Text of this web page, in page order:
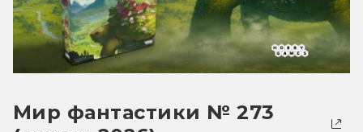
Мир фантастики № 273